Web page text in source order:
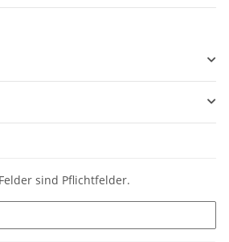
sind Pflichtfelder.